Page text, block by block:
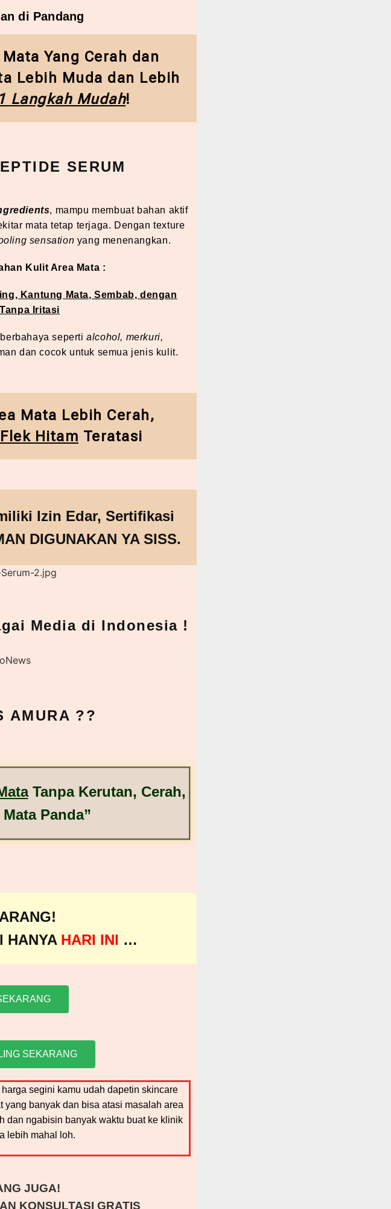
di Pandang
Yang Cerah dan
Lebih Muda dan Lebih
1 Langkah Mudah!
SERUM
, mampu membuat bahan aktif
mata tetap terjaga. Dengan texture
sensation yang menenangkan.
Kulit Area Mata :
Kantung Mata, Sembab, dengan
Iritasi
sepertialcohol, merkuri,
dan cocok untuk semua jenis kulit.
Mata Lebih Cerah,
Flek Hitam Teratasi
Izin Edar, Sertifikasi
DIGUNAKAN YA SISS.
Media di Indonesia !
AMURA ??
Tanpa Kerutan, Cerah,
Panda”
HANYA HARI INI …
SEKARANG
segini kamu udah dapetin skincare
banyak dan bisa atasi masalah area
dan ngabisin banyak waktu buat ke klinik
lebih mahal loh.
JUGA!
KONSULTASI GRATIS